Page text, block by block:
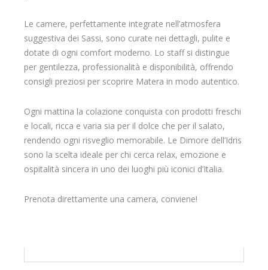
Le camere, perfettamente integrate nell’atmosfera
suggestiva dei Sassi, sono curate nei dettagli, pulite e
dotate di ogni comfort moderno. Lo staff si distingue
per gentilezza, professionalità e disponibilità, offrendo
consigli preziosi per scoprire Matera in modo autentico.
Ogni mattina la colazione conquista con prodotti freschi
e locali, ricca e varia sia per il dolce che per il salato,
rendendo ogni risveglio memorabile. Le Dimore dell’Idris
sono la scelta ideale per chi cerca relax, emozione e
ospitalità sincera in uno dei luoghi più iconici d’Italia.
Prenota direttamente una camera, conviene!